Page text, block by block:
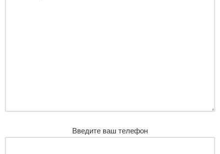
Введите ваш телефон